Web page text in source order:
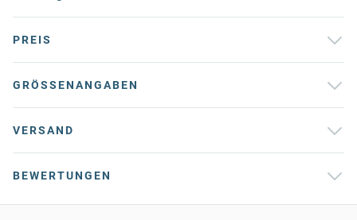
PREIS
GRÖSSENANGABEN
VERSAND
BEWERTUNGEN